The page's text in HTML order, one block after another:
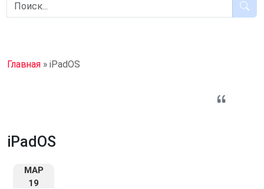
Главная » iPadOS
iPadOS
МАР
19